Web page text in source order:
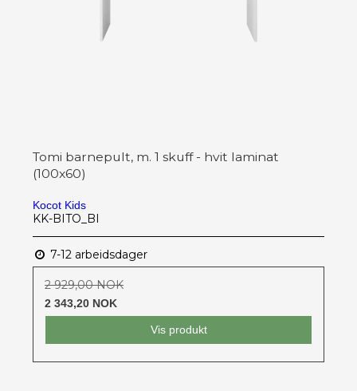
Tomi barnepult, m. 1 skuff - hvit laminat
(100x60)
Kocot Kids
KK-BITO_BI
7-12 arbeidsdager
2 929,00 NOK
2 343,20 NOK
Vis produkt